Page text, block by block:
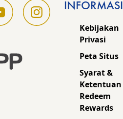
INFORMASI
Kebijakan
Privasi
Peta Situs
Syarat &
Ketentuan
Redeem
Rewards